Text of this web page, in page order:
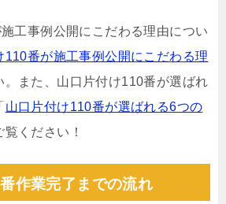
工事例公開にこだわる理由につい
110番が施工事例公開にこだわる理
。また、山口片付け110番が選ばれ
山口片付け110番が選ばれる6つの
覧ください！
作業完了までの流れ